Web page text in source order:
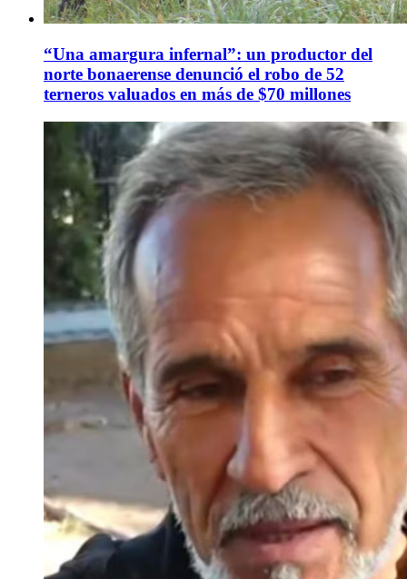
“Una amargura infernal”: un productor del
norte bonaerense denunció el robo de 52
terneros valuados en más de $70 millones